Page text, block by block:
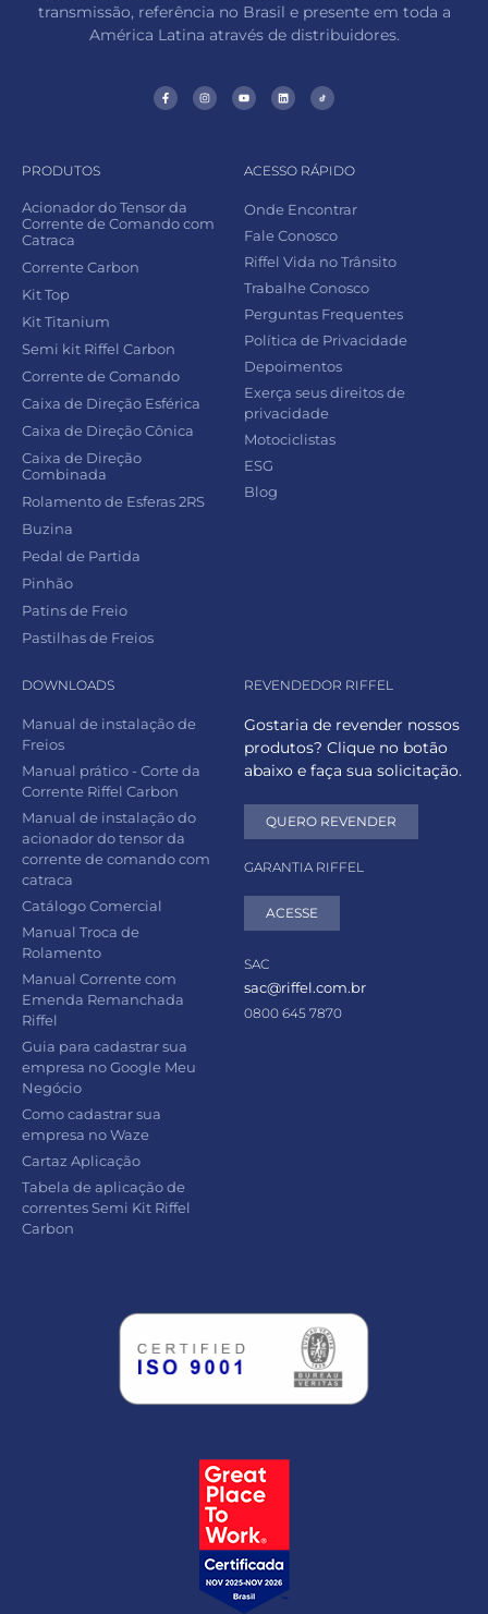
transmissão, referência no Brasil e presente em toda a
América Latina através de distribuidores.
PRODUTOS
Acionador do Tensor da
Corrente de Comando com
Catraca
Corrente Carbon
Kit Top
Kit Titanium
Semi kit Riffel Carbon
Corrente de Comando
Caixa de Direção Esférica
Caixa de Direção Cônica
Caixa de Direção
Combinada
Rolamento de Esferas 2RS
Buzina
Pedal de Partida
Pinhão
Patins de Freio
Pastilhas de Freios
ACESSO RÁPIDO
Onde Encontrar
Fale Conosco
Riffel Vida no Trânsito
Trabalhe Conosco
Perguntas Frequentes
Política de Privacidade
Depoimentos
Exerça seus direitos de
privacidade
Motociclistas
ESG
Blog
DOWNLOADS
Manual de instalação de
Freios
Manual prático - Corte da
Corrente Riffel Carbon
Manual de instalação do
acionador do tensor da
corrente de comando com
catraca
Catálogo Comercial
Manual Troca de
Rolamento
Manual Corrente com
Emenda Remanchada
Riffel
Guia para cadastrar sua
empresa no Google Meu
Negócio
Como cadastrar sua
empresa no Waze
Cartaz Aplicação
Tabela de aplicação de
correntes Semi Kit Riffel
Carbon
REVENDEDOR RIFFEL
Gostaria de revender nossos
produtos? Clique no botão
abaixo e faça sua solicitação.
QUERO REVENDER
GARANTIA RIFFEL
ACESSE
SAC
sac@riffel.com.br
0800 645 7870